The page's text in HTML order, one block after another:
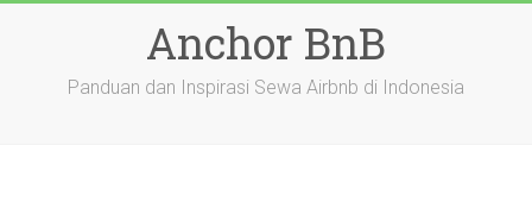
Anchor BnB
Panduan dan Inspirasi Sewa Airbnb di Indonesia